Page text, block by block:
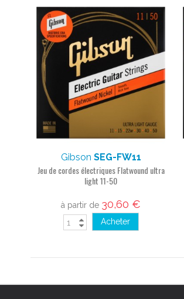
Gibson SEG-FW11
Jeu de cordes électriques Flatwound ultra
light 11-50
à partir de 30,60 €
Acheter